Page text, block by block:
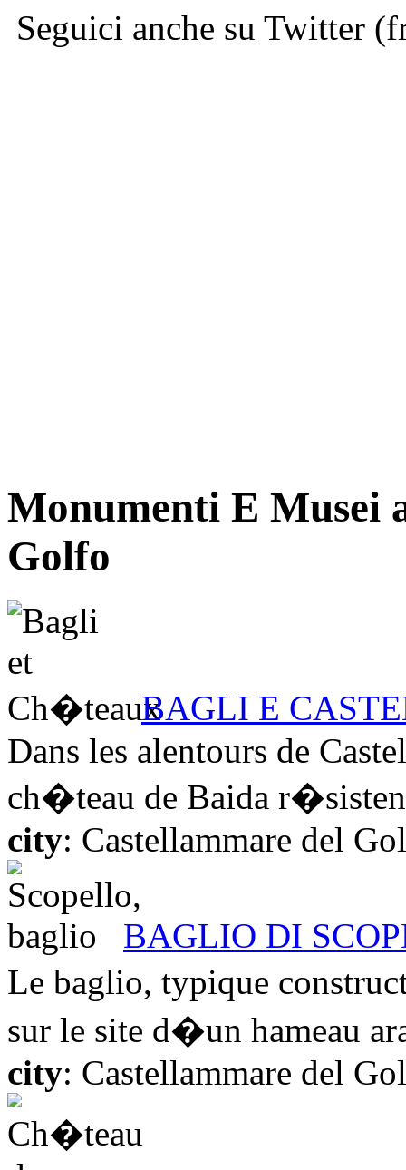
Seguici anche su Twitter
Monumenti E Musei
Golfo
BAGLI E
Dans les alentours de
ch�teau de Baida
city: Castellammare del
BAGLIO DI
Le baglio, typique
sur le site d�un hameau
city: Castellammare del